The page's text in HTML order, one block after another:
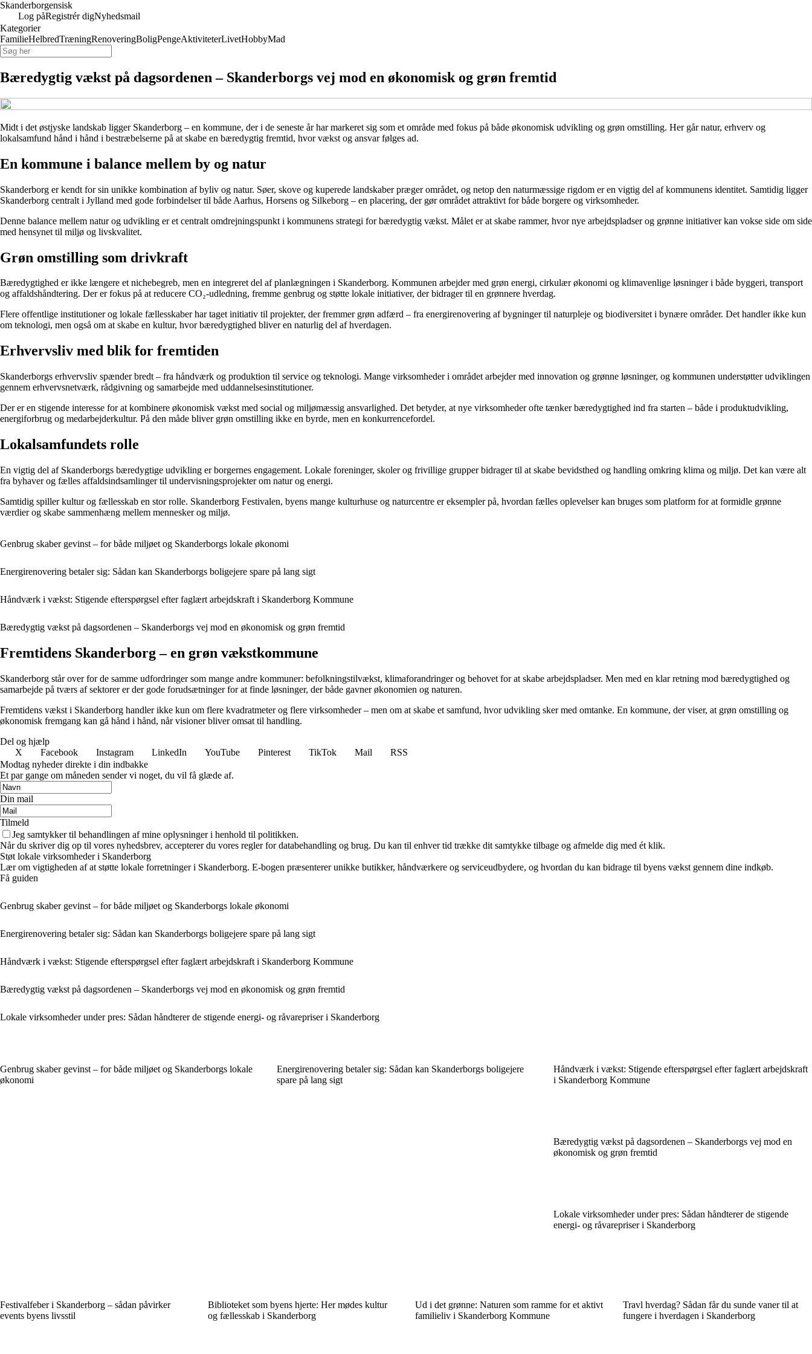
Skanderborgensisk
Log påRegistrér digNyhedsmail
Kategorier
FamilieHelbredTræningRenoveringBoligPengeAktiviteterLivetHobbyMad
Bæredygtig vækst på dagsordenen – Skanderborgs vej mod en økonomisk og grøn fremtid
Midt i det østjyske landskab ligger Skanderborg – en kommune, der i de seneste år har markeret sig som et område med fokus på både økonomisk udvikling og grøn omstilling. Her går natur, erhverv og
lokalsamfund hånd i hånd i bestræbelserne på at skabe en bæredygtig fremtid, hvor vækst og ansvar følges ad.
En kommune i balance mellem by og natur
Skanderborg er kendt for sin unikke kombination af byliv og natur. Søer, skove og kuperede landskaber præger området, og netop den naturmæssige rigdom er en vigtig del af kommunens identitet. Samtidig ligger
Skanderborg centralt i Jylland med gode forbindelser til både Aarhus, Horsens og Silkeborg – en placering, der gør området attraktivt for både borgere og virksomheder.
Denne balance mellem natur og udvikling er et centralt omdrejningspunkt i kommunens strategi for bæredygtig vækst. Målet er at skabe rammer, hvor nye arbejdspladser og grønne initiativer kan vokse side om side
med hensynet til miljø og livskvalitet.
Grøn omstilling som drivkraft
Bæredygtighed er ikke længere et nichebegreb, men en integreret del af planlægningen i Skanderborg. Kommunen arbejder med grøn energi, cirkulær økonomi og klimavenlige løsninger i både byggeri, transport
og affaldshåndtering. Der er fokus på at reducere CO₂-udledning, fremme genbrug og støtte lokale initiativer, der bidrager til en grønnere hverdag.
Flere offentlige institutioner og lokale fællesskaber har taget initiativ til projekter, der fremmer grøn adfærd – fra energirenovering af bygninger til naturpleje og biodiversitet i bynære områder. Det handler ikke kun
om teknologi, men også om at skabe en kultur, hvor bæredygtighed bliver en naturlig del af hverdagen.
Erhvervsliv med blik for fremtiden
Skanderborgs erhvervsliv spænder bredt – fra håndværk og produktion til service og teknologi. Mange virksomheder i området arbejder med innovation og grønne løsninger, og kommunen understøtter udviklingen
gennem erhvervsnetværk, rådgivning og samarbejde med uddannelsesinstitutioner.
Der er en stigende interesse for at kombinere økonomisk vækst med social og miljømæssig ansvarlighed. Det betyder, at nye virksomheder ofte tænker bæredygtighed ind fra starten – både i produktudvikling,
energiforbrug og medarbejderkultur. På den måde bliver grøn omstilling ikke en byrde, men en konkurrencefordel.
Lokalsamfundets rolle
En vigtig del af Skanderborgs bæredygtige udvikling er borgernes engagement. Lokale foreninger, skoler og frivillige grupper bidrager til at skabe bevidsthed og handling omkring klima og miljø. Det kan være alt
fra byhaver og fælles affaldsindsamlinger til undervisningsprojekter om natur og energi.
Samtidig spiller kultur og fællesskab en stor rolle. Skanderborg Festivalen, byens mange kulturhuse og naturcentre er eksempler på, hvordan fælles oplevelser kan bruges som platform for at formidle grønne
værdier og skabe sammenhæng mellem mennesker og miljø.
Genbrug skaber gevinst – for både miljøet og Skanderborgs lokale økonomi
Energirenovering betaler sig: Sådan kan Skanderborgs boligejere spare på lang sigt
Håndværk i vækst: Stigende efterspørgsel efter faglært arbejdskraft i Skanderborg Kommune
Bæredygtig vækst på dagsordenen – Skanderborgs vej mod en økonomisk og grøn fremtid
Fremtidens Skanderborg – en grøn vækstkommune
Skanderborg står over for de samme udfordringer som mange andre kommuner: befolkningstilvækst, klimaforandringer og behovet for at skabe arbejdspladser. Men med en klar retning mod bæredygtighed og
samarbejde på tværs af sektorer er der gode forudsætninger for at finde løsninger, der både gavner økonomien og naturen.
Fremtidens vækst i Skanderborg handler ikke kun om flere kvadratmeter og flere virksomheder – men om at skabe et samfund, hvor udvikling sker med omtanke. En kommune, der viser, at grøn omstilling og
økonomisk fremgang kan gå hånd i hånd, når visioner bliver omsat til handling.
Del og hjælp
X
Facebook Instagram LinkedIn YouTube Pinterest TikTok Mail
RSS
Modtag nyheder direkte i din indbakke
Et par gange om måneden sender vi noget, du vil få glæde af.
Din mail
Tilmeld
Jeg samtykker til behandlingen af mine oplysninger i henhold til politikken.
Når du skriver dig op til vores nyhedsbrev, accepterer du vores regler for databehandling og brug. Du kan til enhver tid trække dit samtykke tilbage og afmelde dig med ét klik.
Støt lokale virksomheder i Skanderborg
Lær om vigtigheden af at støtte lokale forretninger i Skanderborg. E-bogen præsenterer unikke butikker, håndværkere og serviceudbydere, og hvordan du kan bidrage til byens vækst gennem dine indkøb.
Få guiden
Genbrug skaber gevinst – for både miljøet og Skanderborgs lokale økonomi
Energirenovering betaler sig: Sådan kan Skanderborgs boligejere spare på lang sigt
Håndværk i vækst: Stigende efterspørgsel efter faglært arbejdskraft i Skanderborg Kommune
Bæredygtig vækst på dagsordenen – Skanderborgs vej mod en økonomisk og grøn fremtid
Lokale virksomheder under pres: Sådan håndterer de stigende energi- og råvarepriser i Skanderborg
Genbrug skaber gevinst – for både miljøet og Skanderborgs lokale
økonomi
Energirenovering betaler sig: Sådan kan Skanderborgs boligejere
spare på lang sigt
Håndværk i vækst: Stigende efterspørgsel efter faglært arbejdskraft
i Skanderborg Kommune
Bæredygtig vækst på dagsordenen – Skanderborgs vej mod en
økonomisk og grøn fremtid
Lokale virksomheder under pres: Sådan håndterer de stigende
energi- og råvarepriser i Skanderborg
Festivalfeber i Skanderborg – sådan påvirker
events byens livsstil
Biblioteket som byens hjerte: Her mødes kultur
og fællesskab i Skanderborg
Ud i det grønne: Naturen som ramme for et aktivt
familieliv i Skanderborg Kommune
Travl hverdag? Sådan får du sunde vaner til at
fungere i hverdagen i Skanderborg